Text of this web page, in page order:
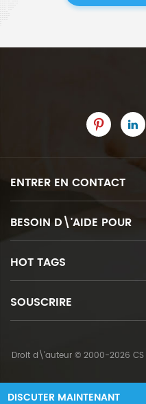
ENTRER EN CONTACT
BESOIN D\'AIDE POUR
HOT TAGS
SOUSCRIRE
Droit d\'auteur © 2000-2026 CS
DISCUTER MAINTENANT